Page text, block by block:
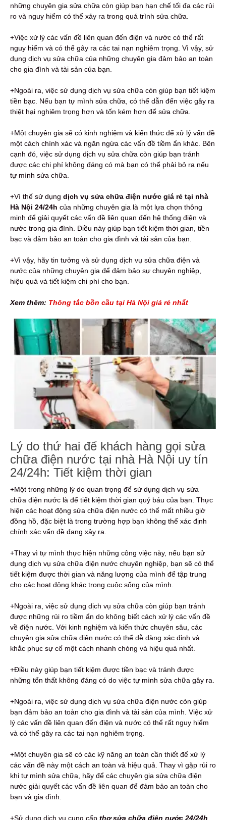
những chuyên gia sửa chữa còn giúp bạn hạn chế tối đa các rủi
ro và nguy hiểm có thể xảy ra trong quá trình sửa chữa.
+Việc xử lý các vấn đề liên quan đến điện và nước có thể rất
nguy hiểm và có thể gây ra các tai nạn nghiêm trọng. Vì vậy, sử
dụng dịch vụ sửa chữa của những chuyên gia đảm bảo an toàn
cho gia đình và tài sản của bạn.
+Ngoài ra, việc sử dụng dịch vụ sửa chữa còn giúp bạn tiết kiệm
tiền bạc. Nếu bạn tự mình sửa chữa, có thể dẫn đến việc gây ra
thiệt hại nghiêm trọng hơn và tốn kém hơn để sửa chữa.
+Một chuyên gia sẽ có kinh nghiệm và kiến thức để xử lý vấn đề
một cách chính xác và ngăn ngừa các vấn đề tiềm ẩn khác. Bên
cạnh đó, việc sử dụng dịch vụ sửa chữa còn giúp bạn tránh
được các chi phí không đáng có mà bạn có thể phải bỏ ra nếu
tự mình sửa chữa.
+Vì thế sử dụng dịch vụ sửa chữa điện nước giá rẻ tại nhà
Hà Nội 24/24h của những chuyên gia là một lựa chọn thông
minh để giải quyết các vấn đề liên quan đến hệ thống điện và
nước trong gia đình. Điều này giúp bạn tiết kiệm thời gian, tiền
bạc và đảm bảo an toàn cho gia đình và tài sản của bạn.
+Vì vậy, hãy tin tưởng và sử dụng dịch vụ sửa chữa điện và
nước của những chuyên gia để đảm bảo sự chuyên nghiệp,
hiệu quả và tiết kiệm chi phí cho bạn.
Xem thêm: Thông tắc bồn cầu tại Hà Nội giá rẻ nhất
Lý do thứ hai để khách hàng gọi sửa
chữa điện nước tại nhà Hà Nội uy tín
24/24h: Tiết kiệm thời gian
+Một trong những lý do quan trọng để sử dụng dịch vụ sửa
chữa điện nước là để tiết kiệm thời gian quý báu của bạn. Thực
hiện các hoạt động sửa chữa điện nước có thể mất nhiều giờ
đồng hồ, đặc biệt là trong trường hợp bạn không thể xác định
chính xác vấn đề đang xảy ra.
+Thay vì tự mình thực hiện những công việc này, nếu bạn sử
dụng dịch vụ sửa chữa điện nước chuyên nghiệp, bạn sẽ có thể
tiết kiệm được thời gian và năng lượng của mình để tập trung
cho các hoạt động khác trong cuộc sống của mình.
+Ngoài ra, việc sử dụng dịch vụ sửa chữa còn giúp bạn tránh
được những rủi ro tiềm ẩn do không biết cách xử lý các vấn đề
về điện nước. Với kinh nghiệm và kiến thức chuyên sâu, các
chuyên gia sửa chữa điện nước có thể dễ dàng xác định và
khắc phục sự cố một cách nhanh chóng và hiệu quả nhất.
+Điều này giúp bạn tiết kiệm được tiền bạc và tránh được
những tổn thất không đáng có do việc tự mình sửa chữa gây ra.
+Ngoài ra, việc sử dụng dịch vụ sửa chữa điện nước còn giúp
bạn đảm bảo an toàn cho gia đình và tài sản của mình. Việc xử
lý các vấn đề liên quan đến điện và nước có thể rất nguy hiểm
và có thể gây ra các tai nạn nghiêm trọng.
+Một chuyên gia sẽ có các kỹ năng an toàn cần thiết để xử lý
các vấn đề này một cách an toàn và hiệu quả. Thay vì gặp rủi ro
khi tự mình sửa chữa, hãy để các chuyên gia sửa chữa điện
nước giải quyết các vấn đề liên quan để đảm bảo an toàn cho
bạn và gia đình.
+Sử dụng dịch vụ cung cấp thợ sửa chữa điện nước 24/24h